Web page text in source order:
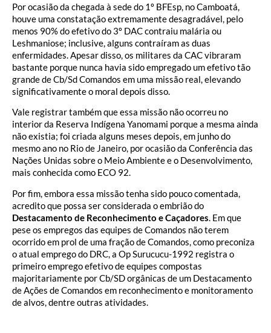
Por ocasião da chegada à sede do 1º BFEsp, no Camboatá,
houve uma constatação extremamente desagradável, pelo
menos 90% do efetivo do 3º DAC contraiu malária ou
Leshmaniose; inclusive, alguns contraíram as duas
enfermidades. Apesar disso, os militares da CAC vibraram
bastante porque nunca havia sido empregado um efetivo tão
grande de Cb/Sd Comandos em uma missão real, elevando
significativamente o moral depois disso.
Vale registrar também que essa missão não ocorreu no
interior da Reserva Indígena Yanomami porque a mesma ainda
não existia; foi criada alguns meses depois, em junho do
mesmo ano no Rio de Janeiro, por ocasião da Conferência das
Nações Unidas sobre o Meio Ambiente e o Desenvolvimento,
mais conhecida como ECO 92.
Por fim, embora essa missão tenha sido pouco comentada,
acredito que possa ser considerada o embrião do
Destacamento de Reconhecimento e Caçadores. Em que
pese os empregos das equipes de Comandos não terem
ocorrido em prol de uma fração de Comandos, como preconiza
o atual emprego do DRC, a Op Surucucu-1992 registra o
primeiro emprego efetivo de equipes compostas
majoritariamente por Cb/SD orgânicas de um Destacamento
de Ações de Comandos em reconhecimento e monitoramento
de alvos, dentre outras atividades.